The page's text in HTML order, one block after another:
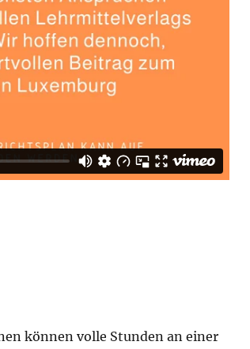
können volle Stunden an einer